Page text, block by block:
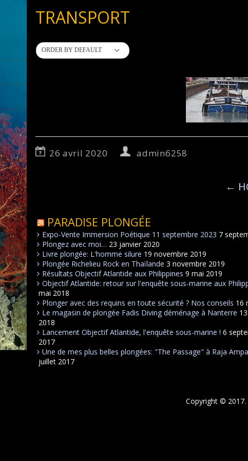
TRANSPORT
ORDER BY DEFAULT
26 avril 2020 admin6258
←
PARADISE PLONGÉE
Expo-Vente Immersion Poétique 11 septembre 2023 7
Plongez avec moi… 23 janvier 2020
Livre plongée: L'homme silure 19 novembre 2019
Plongée Richelieu Rock en Thaïlande 3 novembre 2019
Résultats Objectif Atlantide aux Philippines 9 mai 2019
Objectif Atlantide: retour sur l'enquête sous-marine aux
mai 2018
Plonger avec des requins en toute sécurité ? Nos conseils 16
Le magasin de plongée Fadis Diving déménage à Nanterre
2018
Lancement Objectif Atlantide, l'enquête sous-marine ! 6
2017
Une de mes plus belles plongées: "The Passage" à Raja
juillet 2017
Copyright ©